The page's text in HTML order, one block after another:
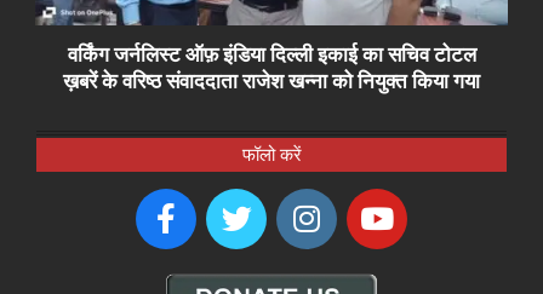
वर्किंग जर्नलिस्ट ऑफ़ इंडिया दिल्ली इकाई का सचिव टोटल
ख़बरें के वरिष्ठ संवाददाता राजेश खन्ना को नियुक्त किया गया
फॉलो करें